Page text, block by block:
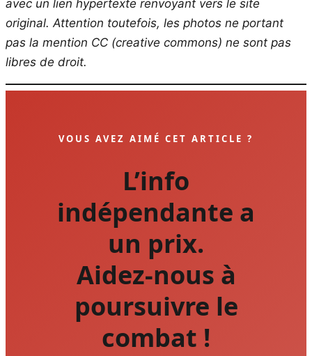
avec un lien hypertexte renvoyant vers le site
original. Attention toutefois, les photos ne portant
pas la mention CC (creative commons) ne sont pas
libres de droit.
VOUS AVEZ AIMÉ CET ARTICLE ?
L’info
indépendante a
un prix.
Aidez-nous à
poursuivre le
combat !